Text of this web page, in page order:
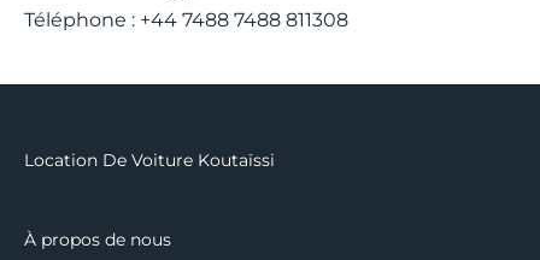
Téléphone : +44 7488 7488 811308
Location De Voiture Koutaïssi
À propos de nous